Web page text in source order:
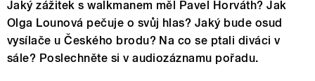
Jaký zážitek s walkmanem měl Pavel Horváth? Jak
Olga Lounová pečuje o svůj hlas? Jaký bude osud
vysílače u Českého brodu? Na co se ptali diváci v
sále? Poslechněte si v audiozáznamu pořadu.